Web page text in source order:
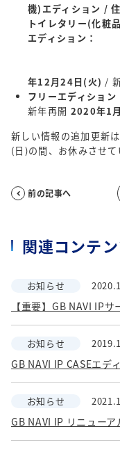
機)エディション /
トイレタリー(化粧
エディション：
年
年12月24日(火) /
フリーエディション
新年再開 2020年1
新しい情報の追加更新
(日)の間、お休みさせ
 前の記事へ
関連コンテ
お知らせ
【重要】GB NAVI IP
お知らせ
GB NAVI IP CASEエデ
お知らせ
GB NAVI IP リニューア